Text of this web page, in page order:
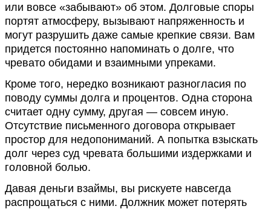
или вовсе «забывают» об этом. Долговые споры
портят атмосферу, вызывают напряженность и
могут разрушить даже самые крепкие связи. Вам
придется постоянно напоминать о долге, что
чревато обидами и взаимными упреками.
Кроме того, нередко возникают разногласия по
поводу суммы долга и процентов. Одна сторона
считает одну сумму, другая — совсем иную.
Отсутствие письменного договора открывает
простор для недопониманий. А попытка взыскать
долг через суд чревата большими издержками и
головной болью.
Давая деньги взаймы, вы рискуете навсегда
распрощаться с ними. Должник может потерять